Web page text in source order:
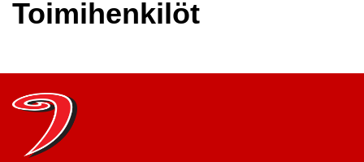
Toimihenkilöt